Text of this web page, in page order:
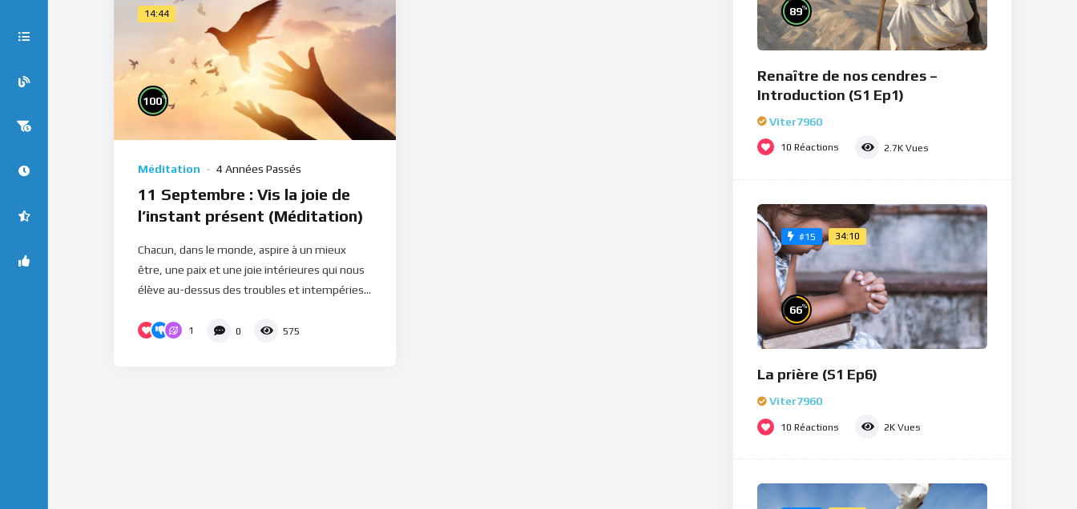
14:44
100%
Méditation 4 Années Passés
11 Septembre : Vis la joie de
l’instant présent (Méditation)
Chacun, dans le monde, aspire à un mieux
être, une paix et une joie intérieures qui nous
élève au-dessus des troubles et intempéries...
1 0 575
89%
Renaître de nos cendres –
Introduction (S1 Ep1)
Viter7960
10 Réactions 2.7K Vues
#15 34:10
66%
La prière (S1 Ep6)
Viter7960
10 Réactions 2K Vues